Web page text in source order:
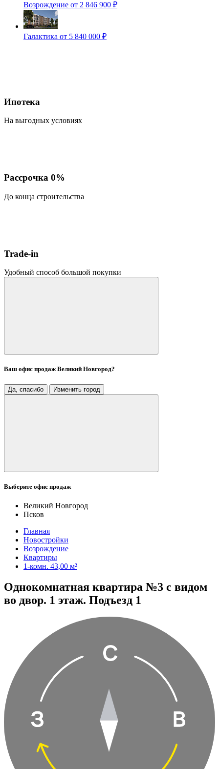
Возрождение от 2 846 900 ₽
Галактика от 5 840 000 ₽
Ипотека
На выгодных условиях
Рассрочка 0%
До конца строительства
Trade-in
Удобный способ большой покупки
Ваш офис продажВеликий Новгород?
Да, спасибо Изменить город
Выберите офис продаж
Великий Новгород
Псков
Главная
Новостройки
Возрождение
Квартиры
1-комн. 43,00 м²
Однокомнатная квартира №3 с видом
во двор. 1 этаж. Подъезд 1